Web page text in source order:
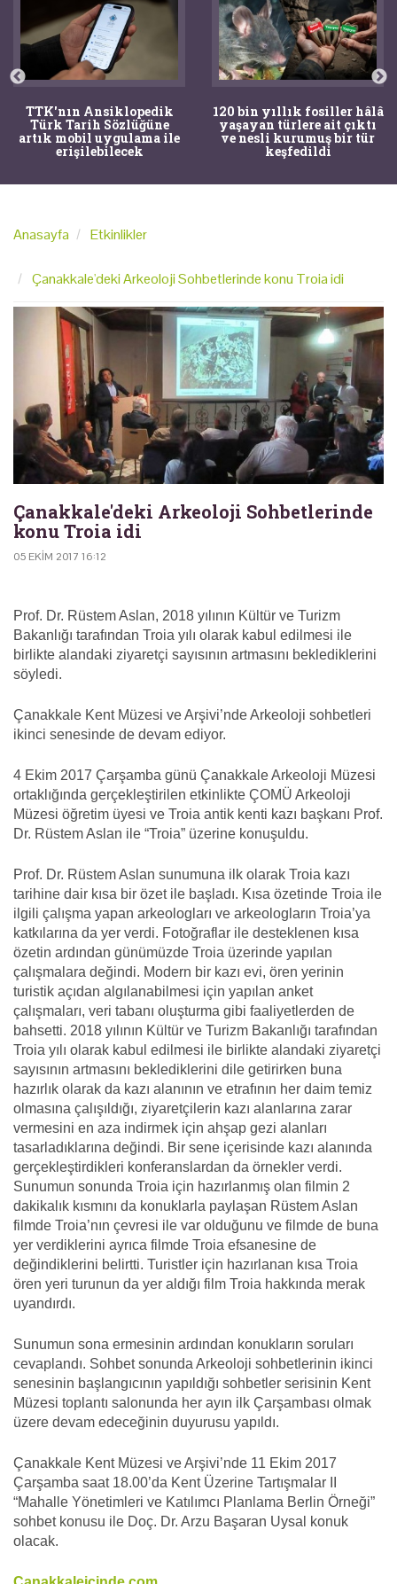
TTK'nın Ansiklopedik
Türk Tarih Sözlüğüne
artık mobil uygulama ile
erişilebilecek
120 bin yıllık fosiller hâlâ
yaşayan türlere ait çıktı
ve nesli kurumuş bir tür
keşfedildi
Anasayfa Etkinlikler
Çanakkale'deki Arkeoloji Sohbetlerinde konu Troia idi
Çanakkale'deki Arkeoloji Sohbetlerinde
konu Troia idi
05 EKIM 2017 16:12
Prof. Dr. Rüstem Aslan, 2018 yılının Kültür ve Turizm
Bakanlığı tarafından Troia yılı olarak kabul edilmesi ile
birlikte alandaki ziyaretçi sayısının artmasını beklediklerini
söyledi.
Çanakkale Kent Müzesi ve Arşivi’nde Arkeoloji sohbetleri
ikinci senesinde de devam ediyor.
4 Ekim 2017 Çarşamba günü Çanakkale Arkeoloji Müzesi
ortaklığında gerçekleştirilen etkinlikte ÇOMÜ Arkeoloji
Müzesi öğretim üyesi ve Troia antik kenti kazı başkanı Prof.
Dr. Rüstem Aslan ile “Troia” üzerine konuşuldu.
Prof. Dr. Rüstem Aslan sunumuna ilk olarak Troia kazı
tarihine dair kısa bir özet ile başladı. Kısa özetinde Troia ile
ilgili çalışma yapan arkeologları ve arkeologların Troia’ya
katkılarına da yer verdi. Fotoğraflar ile desteklenen kısa
özetin ardından günümüzde Troia üzerinde yapılan
çalışmalara değindi. Modern bir kazı evi, ören yerinin
turistik açıdan algılanabilmesi için yapılan anket
çalışmaları, veri tabanı oluşturma gibi faaliyetlerden de
bahsetti. 2018 yılının Kültür ve Turizm Bakanlığı tarafından
Troia yılı olarak kabul edilmesi ile birlikte alandaki ziyaretçi
sayısının artmasını beklediklerini dile getirirken buna
hazırlık olarak da kazı alanının ve etrafının her daim temiz
olmasına çalışıldığı, ziyaretçilerin kazı alanlarına zarar
vermesini en aza indirmek için ahşap gezi alanları
tasarladıklarına değindi. Bir sene içerisinde kazı alanında
gerçekleştirdikleri konferanslardan da örnekler verdi.
Sunumun sonunda Troia için hazırlanmış olan filmin 2
dakikalık kısmını da konuklarla paylaşan Rüstem Aslan
filmde Troia’nın çevresi ile var olduğunu ve filmde de buna
yer verdiklerini ayrıca filmde Troia efsanesine de
değindiklerini belirtti. Turistler için hazırlanan kısa Troia
ören yeri turunun da yer aldığı film Troia hakkında merak
uyandırdı.
Sunumun sona ermesinin ardından konukların soruları
cevaplandı. Sohbet sonunda Arkeoloji sohbetlerinin ikinci
senesinin başlangıcının yapıldığı sohbetler serisinin Kent
Müzesi toplantı salonunda her ayın ilk Çarşambası olmak
üzere devam edeceğinin duyurusu yapıldı.
Çanakkale Kent Müzesi ve Arşivi’nde 11 Ekim 2017
Çarşamba saat 18.00’da Kent Üzerine Tartışmalar II
“Mahalle Yönetimleri ve Katılımcı Planlama Berlin Örneği”
sohbet konusu ile Doç. Dr. Arzu Başaran Uysal konuk
olacak.